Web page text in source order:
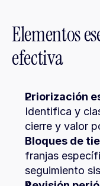
Elementos
efectiva
Priorización
Identifica y
cierre y valor
Bloques de
franjas
seguimiento